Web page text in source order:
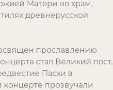
Матери во храм,
древнерусской
прославлению
стал Великий пост,
Пасхи в
концерте прозвучали